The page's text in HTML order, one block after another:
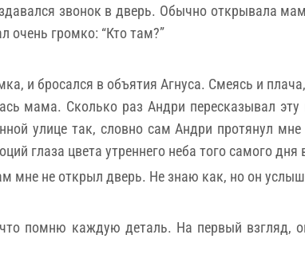
звонок в дверь. Обычно открывала
очень громко: “Кто там?”
и бросался в объятия Агнуса. Смеясь и
мама. Сколько раз Андри пересказывал
улице так, словно сам Андри протянул
глаза цвета утреннего неба того самого дня
мне не открыл дверь. Не знаю как, но он
помню каждую деталь. На первый взгляд,